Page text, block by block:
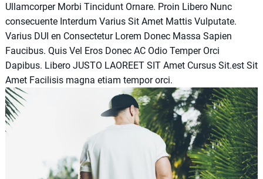
Ullamcorper Morbi Tincidunt Ornare. Proin Libero Nunc
consecuente Interdum Varius Sit Amet Mattis Vulputate.
Varius DUI en Consectetur Lorem Donec Massa Sapien
Faucibus. Quis Vel Eros Donec AC Odio Temper Orci
Dapibus. Libero JUSTO LAOREET SIT Amet Cursus Sit.est Sit
Amet Facilisis magna etiam tempor orci.